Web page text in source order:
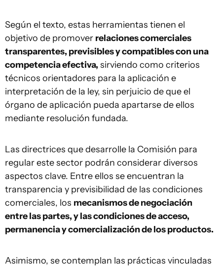
Según el texto, estas herramientas tienen el
objetivo de promover relaciones comerciales
transparentes, previsibles y compatibles con una
competencia efectiva, sirviendo como criterios
técnicos orientadores para la aplicación e
interpretación de la ley, sin perjuicio de que el
órgano de aplicación pueda apartarse de ellos
mediante resolución fundada.
Las directrices que desarrolle la Comisión para
regular este sector podrán considerar diversos
aspectos clave. Entre ellos se encuentran la
transparencia y previsibilidad de las condiciones
comerciales, los mecanismos de negociación
entre las partes, y las condiciones de acceso,
permanencia y comercialización de los productos.
Asimismo, se contemplan las prácticas vinculadas